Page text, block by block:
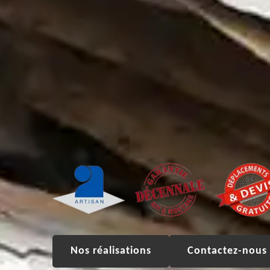
Nos réalisations Contactez-nous